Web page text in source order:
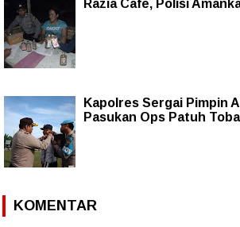
Razia Cafe, Polisi
Kapolres Sergai Pimpin
Pasukan Ops Patuh
KOMENTAR